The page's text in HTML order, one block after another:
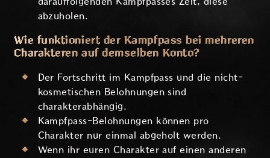
abzuholen.
Wie funktioniert der Kampfpass bei mehreren
Charakteren auf demselben Konto?
Der Fortschritt im Kampfpass und die nicht-
kosmetischen Belohnungen sind
charakterabhängig.
Kampfpass-Belohnungen können pro
Charakter nur einmal abgeholt werden.
Wenn ihr euren Charakter auf einen anderen